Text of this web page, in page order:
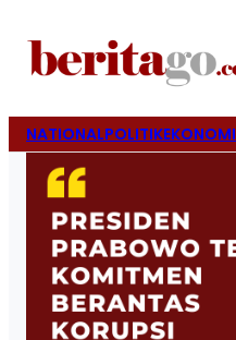
NATIONALPOLITIKEKONOMI